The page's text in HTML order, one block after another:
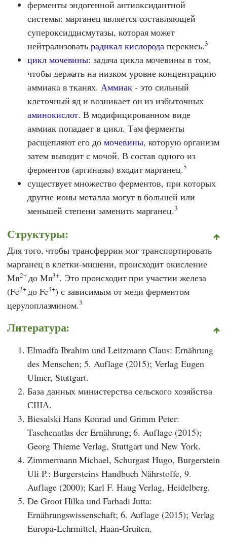
ферменты эндогенной антиоксидантной
системы: марганец является составляющей
супероксиддисмутазы, которая может
нейтрализоватьрадикал кислорода перекись.3
цикл мочевины: задача цикла мочевины в том,
чтобы держать на низком уровне концентрацию
аммиакa в тканях.Аммиак- это сильный
клеточный яд и возникает он из избыточных
аминокислот. В модифицированном виде
аммиак попадает в цикл. Там ферменты
расщепляют его домочевины, которую организм
затем выводит с мочой. В состав одного из
ферментов (аргиназы) входит марганец.5
существует множество ферментов, при которых
другие ионы металла могут в большей или
меньшей степени заменить марганец.3
Структуры:
Для того, чтобы трансферрин мог транспортировать
марганец в клетки-мишени, происходит окисление
Mn2+ до Mn3+. Это происходит при участии железа
(Fe2+ до Fe3+) с зависимым от меди ферментом
церулоплазмином.3
Литература:
Elmadfa Ibrahim und Leitzmann Claus: Ernährung
des Menschen; 5. Auflage (2015); Verlag Eugen
Ulmer, Stuttgart.
База данных министерства сельского хозяйства
США.
Biesalski Hans Konrad und Grimm Peter:
Taschenatlas der Ernährung; 6. Auflage (2015);
Georg Thieme Verlag, Stuttgart und New York.
Zimmermann Michael, Schurgast Hugo, Burgerstein
Uli P.: Burgersteins Handbuch Nährstoffe, 9.
Auflage (2000); Karl F. Haug Verlag, Heidelberg.
De Groot Hilka und Farhadi Jutta:
Ernährungswissenschaft; 6. Auflage (2015); Verlag
Europa-Lehrmittel, Haan-Gruiten.